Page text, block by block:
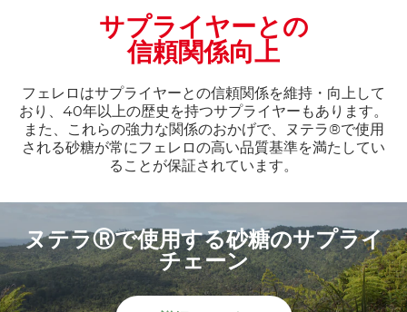
サプライヤーとの
信頼関係向上
フェレロはサプライヤーとの信頼関係を維持・向上して
おり、40年以上の歴史を持つサプライヤーもあります。
また、これらの強力な関係のおかげで、ヌテラ®で使用
される砂糖が常にフェレロの高い品質基準を満たしてい
ることが保証されています。
ヌテラⓇで使用する砂糖のサプライ
チェーン